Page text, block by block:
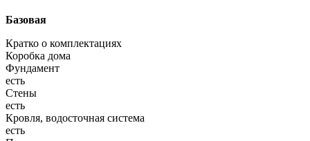
Базовая
Кратко о комплектациях
Коробка дома
Фундамент
есть
Стены
есть
Кровля, водосточная система
есть